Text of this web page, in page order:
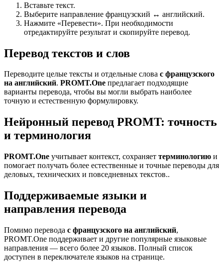
Вставьте текст.
Выберите направление французский ↔ английский.
Нажмите «Перевести». При необходимости
отредактируйте результат и скопируйте перевод.
Перевод текстов и слов
Переводите целые тексты и отдельные слова с французского
на английский. PROMT.One предлагает подходящие
варианты перевода, чтобы вы могли выбрать наиболее
точную и естественную формулировку.
Нейронный перевод PROMT: точность
и терминология
PROMT.One учитывает контекст, сохраняет терминологию и
помогает получать более естественные и точные переводы для
деловых, технических и повседневных текстов..
Поддерживаемые языки и
направления перевода
Помимо перевода с французского на английский,
PROMT.One поддерживает и другие популярные языковые
направления — всего более 20 языков. Полный список
доступен в переключателе языков на странице.